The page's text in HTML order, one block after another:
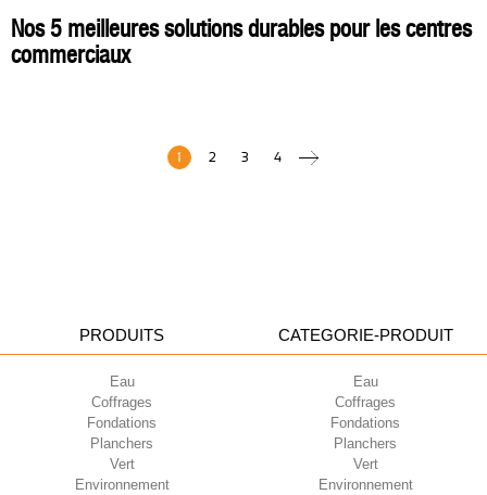
Nos 5 meilleures solutions durables pour les centres
commerciaux
1 2 3 4
PRODUITS
Eau
Coffrages
Fondations
Planchers
Vert
Environnement
CATEGORIE-PRODUIT
Eau
Coffrages
Fondations
Planchers
Vert
Environnement